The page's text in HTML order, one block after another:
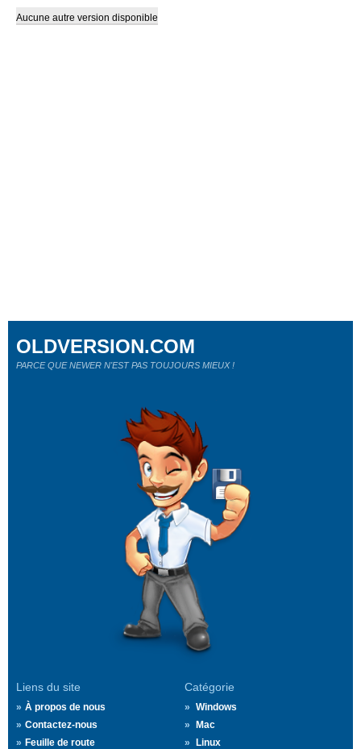
Aucune autre version disponible
Liens du site
À propos de nous
Contactez-nous
Feuille de route
Catégorie
Windows
Mac
Linux
OLDVERSION.COM
PARCE QUE NEWER N'EST PAS TOUJOURS MIEUX !